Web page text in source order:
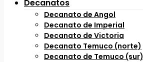
Decanatos
Decanato de Angol
Decanato de Imperial
Decanato de Victoria
Decanato Temuco (norte)
Decanato de Temuco (sur)